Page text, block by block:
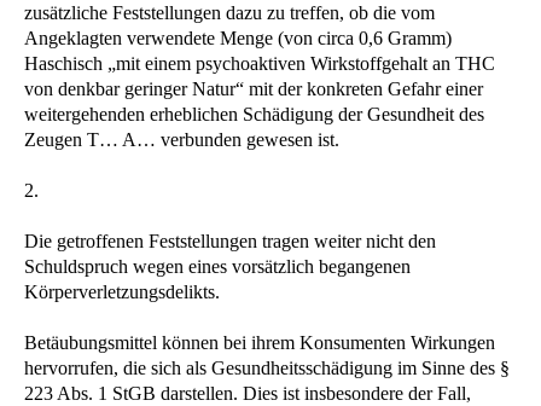
zusätzliche Feststellungen dazu zu treffen, ob die vom
Angeklagten verwendete Menge (von circa 0,6 Gramm)
Haschisch „mit einem psychoaktiven Wirkstoffgehalt an THC
von denkbar geringer Natur“ mit der konkreten Gefahr einer
weitergehenden erheblichen Schädigung der Gesundheit des
Zeugen T… A… verbunden gewesen ist.
2.
Die getroffenen Feststellungen tragen weiter nicht den
Schuldspruch wegen eines vorsätzlich begangenen
Körperverletzungsdelikts.
Betäubungsmittel können bei ihrem Konsumenten Wirkungen
hervorrufen, die sich als Gesundheitsschädigung im Sinne des §
223 Abs. 1 StGB darstellen. Dies ist insbesondere der Fall,